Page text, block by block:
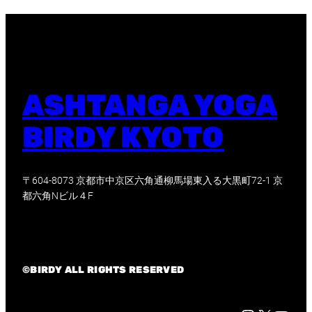
ASHTANGA YOGA
BIRDY KYOTO
〒604-8073 京都市中京区六角通柳馬場東入る大黒町72-1 京
都六角Nビル４F
©BIRDY ALL RIGHTS RESERVED